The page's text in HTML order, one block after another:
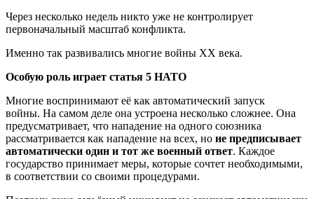
Через несколько недель никто уже не контролирует
первоначальный масштаб конфликта.
Именно так развивались многие войны XX века.
Особую роль играет статья 5 НАТО
Многие воспринимают её как автоматический запуск
войны. На самом деле она устроена несколько сложнее. Она
предусматривает, что нападение на одного союзника
рассматривается как нападение на всех, но не предписывает
автоматически один и тот же военный ответ. Каждое
государство принимает меры, которые сочтет необходимыми,
в соответствии со своими процедурами.